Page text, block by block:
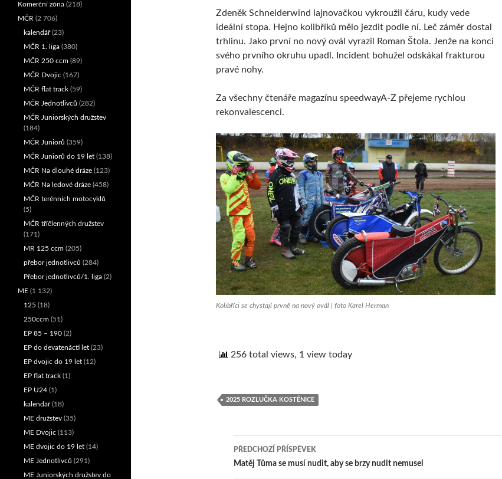
Zdeněk Schneiderwind lajnovačkou vykroužil čáru, kudy vede
ideální stopa. Hejno kolibříků mělo jezdit podle ní. Leč záměr dostal
trhlinu. Jako první no nový ovál vyrazil Roman Štola. Jenže na konci
svého prvního okruhu upadl. Incident bohužel odskákal frakturou
pravé nohy.
Za všechny čtenáře magazínu speedwayA-Z přejeme rychlou
rekonvalescenci.
Kolibříci se chystají prvně na nový ovál | foto Karel Herman
256 total views, 1 view today
2025 ROZLUČKA KOSTĚNICE
Navigace
PŘEDCHOZÍ PŘÍSPĚVEK
Matěj Tůma se musí nudit, aby se brzy nudit nemusel
Komerční zóna (218)
MČR (2 706)
kalendář(23)
MČR 1. liga (380)
MČR 250 ccm (89)
MČR Dvojic (167)
MČR flat track (59)
MČR Jednotlivců (282)
MČR Juniorských družstev
(184)
MČR Juniorů (359)
MČR Juniorů do 19 let (138)
MČR Na dlouhé dráze (123)
MČR Na ledové dráze (458)
MČR terénních motocyklů
(5)
MČR tříčlenných družstev
(171)
MR 125 ccm (205)
přebor jednotlivců (284)
Přebor jednotlivců/1. liga (2)
ME (1 132)
125 (18)
250ccm (51)
EP 85 – 190 (2)
EP do devatenácti let (23)
EP dvojic do 19 let (12)
EP flat track (1)
EP U24 (1)
kalendář(18)
ME družstev (35)
ME Dvojic (113)
ME dvojic do 19 let (14)
ME Jednotlivců (291)
ME Juniorských družstev do